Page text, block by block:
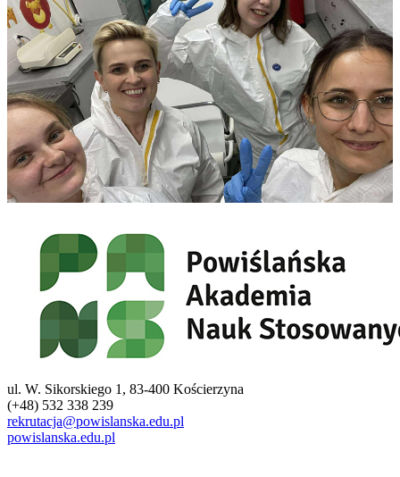
ul. W. Sikorskiego 1, 83-400 Kościerzyna
(+48) 532 338 239
rekrutacja@powislanska.edu.pl
powislanska.edu.pl